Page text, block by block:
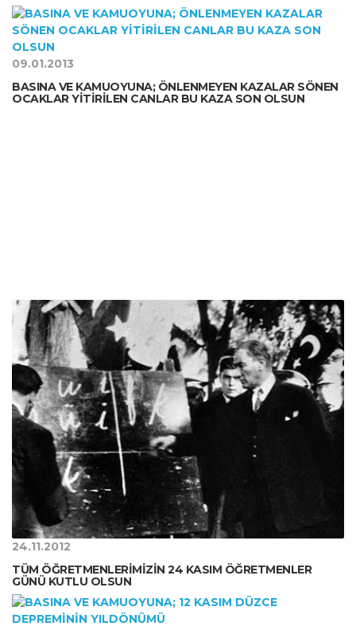
09.01.2013
BASINA VE KAMUOYUNA; ÖNLENMEYEN KAZALAR SÖNEN
OCAKLAR YİTİRİLEN CANLAR BU KAZA SON OLSUN
24.11.2012
TÜM ÖĞRETMENLERİMİZİN 24 KASIM ÖĞRETMENLER
GÜNÜ KUTLU OLSUN